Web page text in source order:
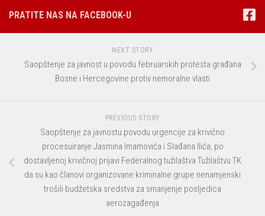
PRATITE NAS NA FACEBOOK-U
NEXT STORY
Saopštenje za javnost u povodu februarskih protesta građana
Bosne i Hercegovine protiv nemoralne vlasti
PREVIOUS STORY
Saopštenje za javnostu povodu urgencije za krivično
procesuiranje Jasmina Imamovića i Slađana Ilića, po
dostavljenoj krivičnoj prijavi Federalnog tužilaštva Tužilaštvu TK
da su kao članovi organizovane kriminalne grupe nenamjenski
trošili budžetska sredstva za smanjenje posljedica
aerozagađenja